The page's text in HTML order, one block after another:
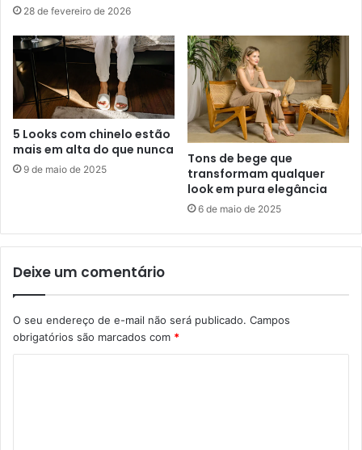
28 de fevereiro de 2026
5 Looks com chinelo estão
mais em alta do que nunca
9 de maio de 2025
Tons de bege que
transformam qualquer
look em pura elegância
6 de maio de 2025
Deixe um comentário
O seu endereço de e-mail não será publicado. Campos
obrigatórios são marcados com *